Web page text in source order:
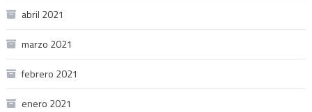
abril 2021
marzo 2021
febrero 2021
enero 2021